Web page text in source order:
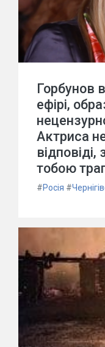
Горбунов
ефірі,
Актриса
тобою
#Росія #